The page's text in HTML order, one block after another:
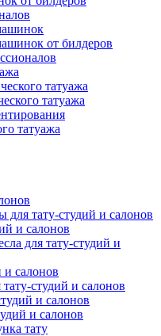
от билдеров
татуажа
татуажа
татуажа
для тату-студий и салонов
и салонов
для тату-студий и
и салонов
студий и салонов
и салонов
и салонов
тату